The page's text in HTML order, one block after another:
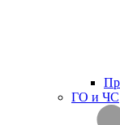
ГО и ЧС